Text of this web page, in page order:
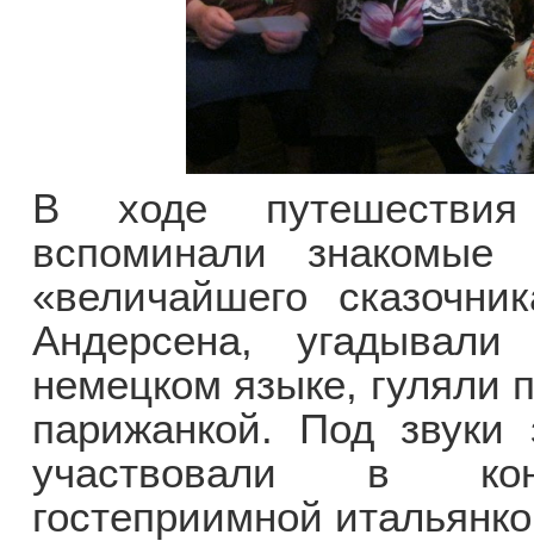
В ходе путешествия
вспоминали знакомые
«величайшего
Андерсена,
немецком языке, гуляли
парижанкой. Под звуки
участвовали в
гостеприимной